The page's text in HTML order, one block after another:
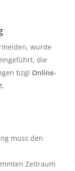
wurde
die
bzgl Online-
muss den
Zeitraum